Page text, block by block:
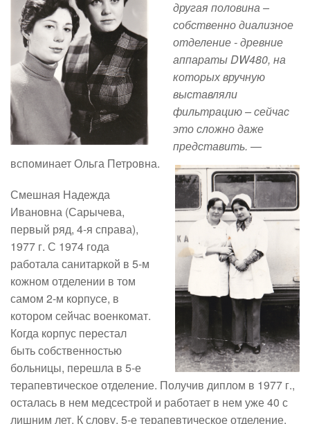
другая половина –
собственно диализное
отделение - древние
аппараты DW480, на
которых вручную
выставляли
фильтрацию – сейчас
это сложно даже
представить. —
вспоминает Ольга Петровна.
Смешная Надежда
Ивановна (Сарычева,
первый ряд, 4-я справа),
1977 г. С 1974 года
работала санитаркой в 5-м
кожном отделении в том
самом 2-м корпусе, в
котором сейчас военкомат.
Когда корпус перестал
быть собственностью
больницы, перешла в 5-е
терапевтическое отделение. Получив диплом в 1977 г.,
осталась в нем медсестрой и работает в нем уже 40 с
лишним лет. К слову, 5-е терапевтическое отделение,